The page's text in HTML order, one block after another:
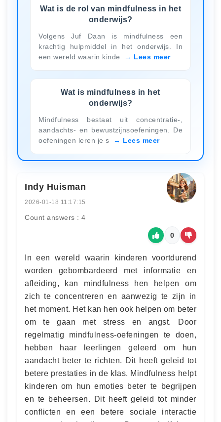
Wat is de rol van mindfulness in het
onderwijs?
Volgens Juf Daan is mindfulness een
krachtig hulpmiddel in het onderwijs. In
een wereld waarin kinde
Lees meer
Wat is mindfulness in het
onderwijs?
Mindfulness bestaat uit concentratie-,
aandachts- en bewustzijnsoefeningen. De
oefeningen leren je s
Lees meer
Indy Huisman
2026-01-18 11:17:15
Count answers : 4
0
In een wereld waarin kinderen voortdurend
worden gebombardeerd met informatie en
afleiding, kan mindfulness hen helpen om
zich te concentreren en aanwezig te zijn in
het moment. Het kan hen ook helpen om beter
om te gaan met stress en angst. Door
regelmatig mindfulness-oefeningen te doen,
hebben haar leerlingen geleerd om hun
aandacht beter te richten. Dit heeft geleid tot
betere prestaties in de klas. Mindfulness helpt
kinderen om hun emoties beter te begrijpen
en te beheersen. Dit heeft geleid tot minder
conflicten en een betere sociale interactie